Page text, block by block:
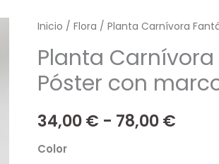
Inicio / Flora / Planta Carnívora
Planta
Póster con
34,00€ - 78,00€
de
Color
Planta
Carnívora
Fantástica
Póster
marco
cantidad